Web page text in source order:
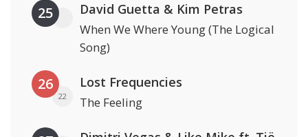
25 David Guetta & Kim Petras
When We Where Young (The Logical
Song)
26
22
Lost Frequencies
The Feeling